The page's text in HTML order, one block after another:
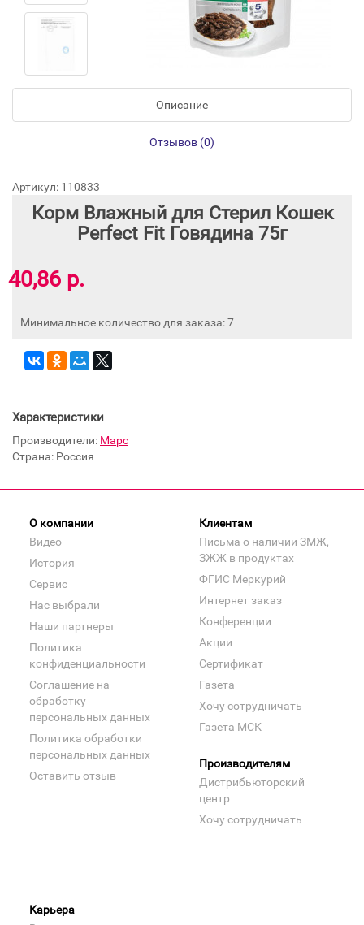
Описание
Отзывов (0)
Артикул: 110833
Корм Влажный для Стерил Кошек
Perfect Fit Говядина 75г
40,86 р.
Минимальное количество для заказа: 7
Характеристики
Производители: Марс
Страна: Россия
О компании
Видео
История
Сервис
Нас выбрали
Наши партнеры
Политика
конфиденциальности
Соглашение на
обработку
персональных данных
Политика обработки
персональных данных
Оставить отзыв
Клиентам
Письма о наличии ЗМЖ,
ЗЖЖ в продуктах
ФГИС Меркурий
Интернет заказ
Конференции
Акции
Сертификат
Газета
Хочу сотрудничать
Газета МСК
Производителям
Дистрибьюторский
центр
Хочу сотрудничать
Карьера